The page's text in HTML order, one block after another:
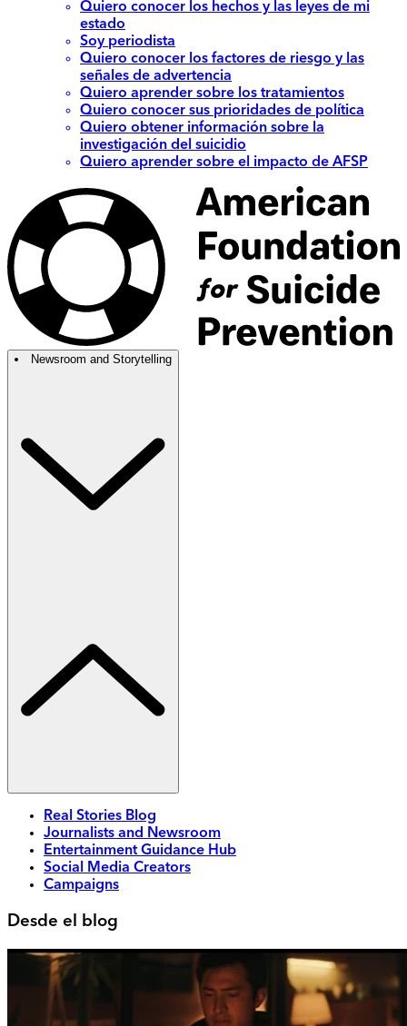
Quiero conocer los hechos y las leyes de mi
estado
Soy periodista
Quiero conocer los factores de riesgo y las
señales de advertencia
Quiero aprender sobre los tratamientos
Quiero conocer sus prioridades de política
Quiero obtener información sobre la
investigación del suicidio
Quiero aprender sobre el impacto de AFSP
Newsroom and Storytelling
Real Stories Blog
Journalists and Newsroom
Entertainment Guidance Hub
Social Media Creators
Campaigns
Desde el blog